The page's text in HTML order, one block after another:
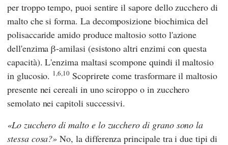
per troppo tempo, puoi sentire il sapore dello zucchero di
malto che si forma. La decomposizione biochimica del
polisaccaride amido produce maltosio sotto l'azione
dell'enzima β-amilasi (esistono altri enzimi con questa
capacità). L'enzima maltasi scompone quindi il maltosio
in glucosio. 1,6,10 Scoprirete come trasformare il maltosio
presente nei cereali in uno sciroppo o in zucchero
semolato nei capitoli successivi.
Lo zucchero di malto e lo zucchero di grano sono la
stessa cosa? No, la differenza principale tra i due tipi di